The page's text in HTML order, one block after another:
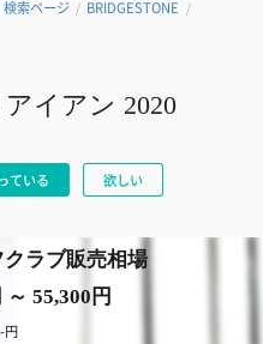
検索ページ / BRIDGESTONE /
イアン 2020
ている 欲しい
ラブ販売相場
55,300円
円